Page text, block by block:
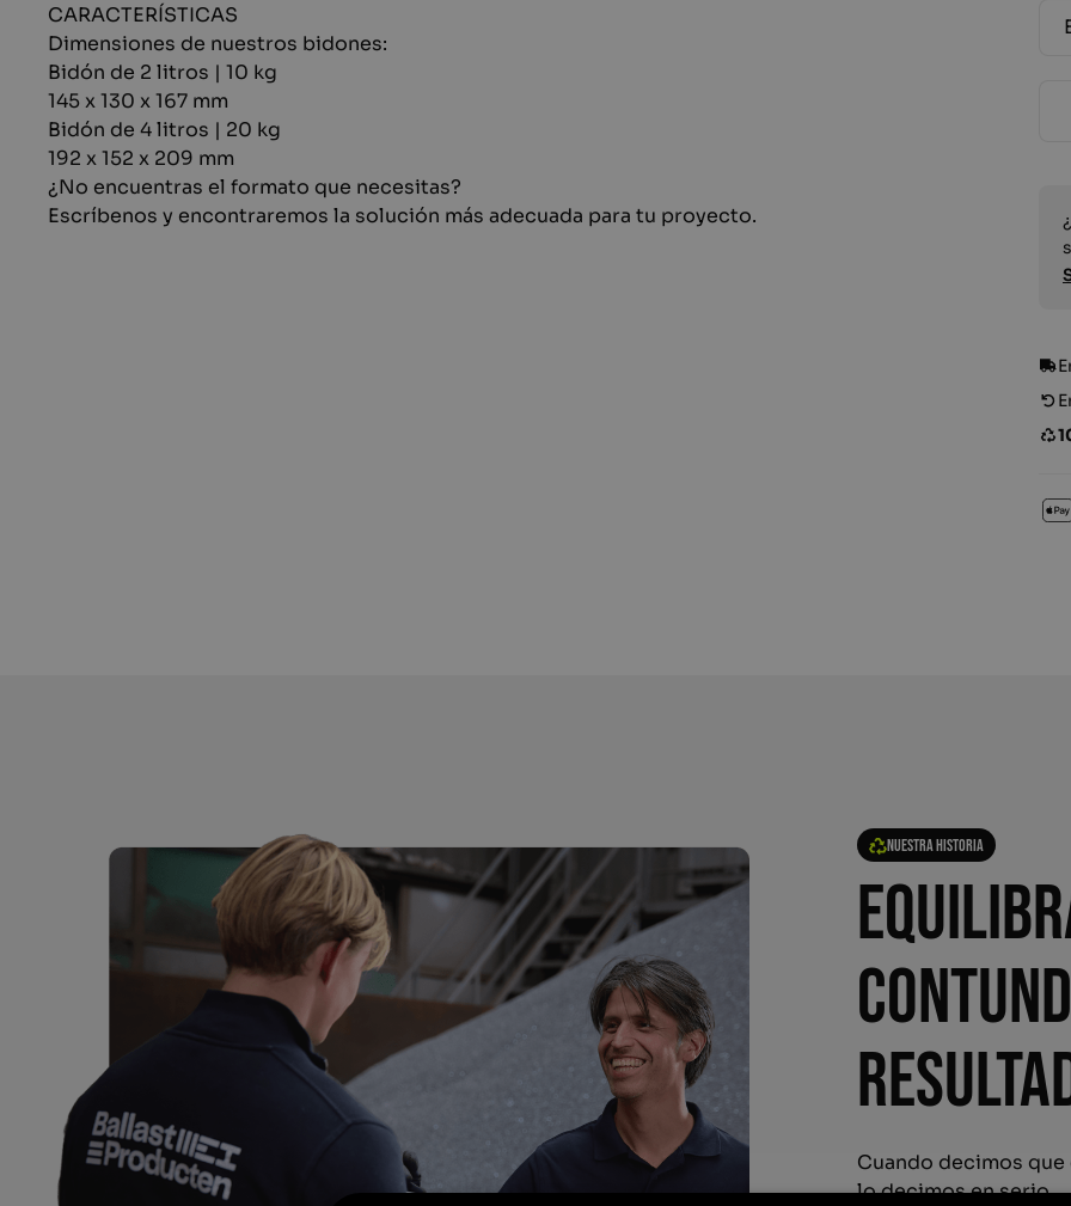
CARACTERÍSTICAS
Dimensiones de nuestros bidones:
Bidón de 2 litros | 10 kg
145 x 130 x 167 mm
Bidón de 4 litros | 20 kg
192 x 152 x 209 mm
¿No encuentras el formato que necesitas?
Escríbenos y encontraremos la solución más adecuada para tu proyecto.
Nuestra historia
Cuando decimos
lo decimos en serio.